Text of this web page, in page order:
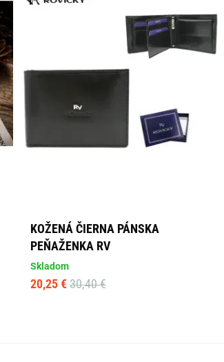
KOŽENÁ ČIERNA PÁNSKA
PEŇAŽENKA RV
Skladom
20,25 € 30,40 €